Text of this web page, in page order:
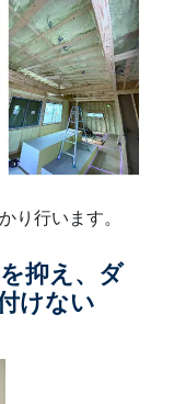
り行います。
抑え、ダ
けない